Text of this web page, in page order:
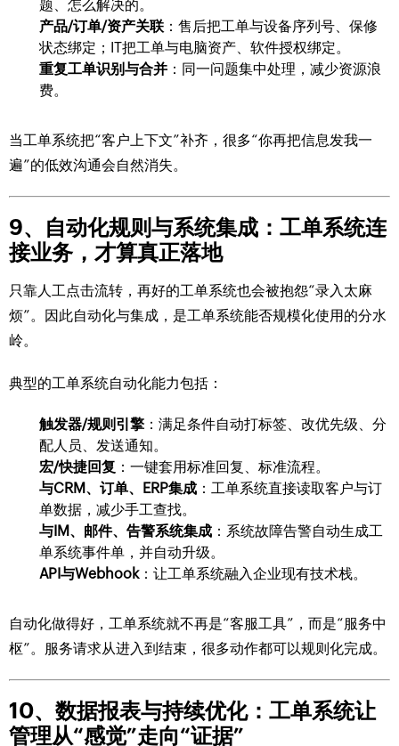
题、怎么解决的。
产品/订单/资产关联 ：售后把工单与设备序列号、保修
状态绑定；IT把工单与电脑资产、软件授权绑定。
重复工单识别与合并 ：同一问题集中处理，减少资源浪
费。
当工单系统把“客户上下文”补齐，很多“你再把信息发我一
遍”的低效沟通会自然消失。
9、自动化规则与系统集成：工单系统连
接业务，才算真正落地
只靠人工点击流转，再好的工单系统也会被抱怨“录入太麻
烦”。因此自动化与集成，是工单系统能否规模化使用的分水
岭。
典型的工单系统自动化能力包括：
触发器/规则引擎 ：满足条件自动打标签、改优先级、分
配人员、发送通知。
宏/快捷回复 ：一键套用标准回复、标准流程。
与CRM、订单、ERP集成 ：工单系统直接读取客户与订
单数据，减少手工查找。
与IM、邮件、告警系统集成 ：系统故障告警自动生成工
单系统事件单，并自动升级。
API与Webhook：让工单系统融入企业现有技术栈。
自动化做得好，工单系统就不再是“客服工具”，而是“服务中
枢”。服务请求从进入到结束，很多动作都可以规则化完成。
10、数据报表与持续优化：工单系统让
管理从“感觉”走向“证据”